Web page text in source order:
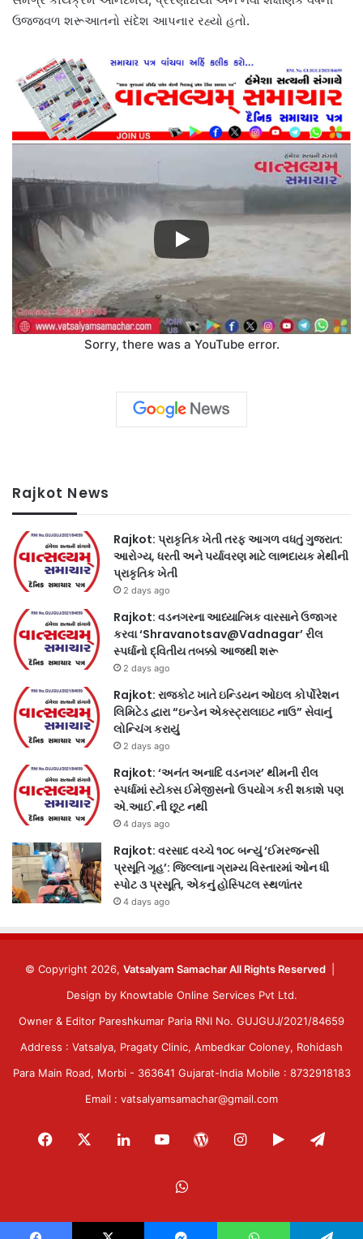
ઉજ્જવળ શરૂઆતનો સંદેશ આપનાર રહ્યો હતો.
Sorry, there was a YouTube error.
Rajkot News
Rajkot: પ્રાકૃતિક ખેતી તરફ આગળ વધતું ગુજરાત:
આરોગ્ય, ધરતી અને પર્યાવરણ માટે લાભદાયક મેથીની
પ્રાકૃતિક ખેતી
2 days ago
Rajkot: વડનગરના આધ્યાત્મિક વારસાને ઉજાગર
કરવા ‘Shravanotsav@Vadnagar’ રીલ
સ્પર્ધાનો દ્વિતીય તબક્કો આજથી શરૂ
2 days ago
Rajkot: રાજકોટ ખાતે ઇન્ડિયન ઓઇલ કોર્પોરેશન
લિમિટેડ દ્વારા “ઇન્ડેન એક્સ્ટ્રાલાઇટ નાઉ” સેવાનું
લોન્ચિંગ કરાયું
2 days ago
Rajkot: ‘અનંત અનાદિ વડનગર’ થીમની રીલ
સ્પર્ધામાં સ્ટોક્સ ઈમેજીસનો ઉપયોગ કરી શકાશે પણ
એ.આઈ.ની છૂટ નથી
4 days ago
Rajkot: વરસાદ વચ્ચે ૧૦૮ બન્યું ‘ઈમરજન્સી
પ્રસૂતિ ગૃહ’: જિલ્લાના ગ્રામ્ય વિસ્તારમાં ઓન ધી
સ્પોટ ૩ પ્રસૂતિ, એકનું હોસ્પિટલ સ્થળાંતર
4 days ago
© Copyright 2026, Vatsalyam Samachar All Rights Reserved
Design by Knowtable Online Services Pvt Ltd.
Owner & Editor Pareshkumar Paria RNI No. GUJGUJ/2021/84659
Address : Vatsalya, Pragaty Clinic, Ambedkar Coloney, Rohidash
Para Main Road, Morbi - 363641 Gujarat-India Mobile : 8732918183
Email : vatsalyamsamachar@gmail.com
Facebook LinkedInYouTubeWordPressInstagram
Google
WhatsApp